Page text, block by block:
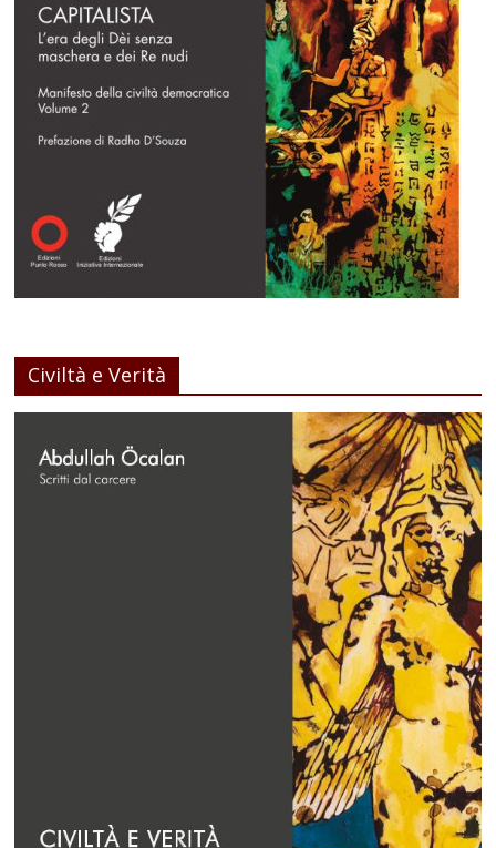
Civiltà e Verità